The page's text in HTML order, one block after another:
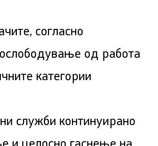
согласно
од работа
категории
служби континуирано